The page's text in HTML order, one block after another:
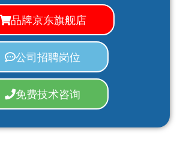
品牌京东旗舰店
公司招聘岗位
免费技术咨询